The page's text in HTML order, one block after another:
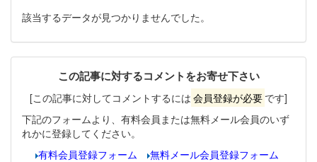
該当するデータが見つかりませんでした。
この記事に対するコメントをお寄せ下さい
[この記事に対してコメントするには 会員登録が必要 です]
下記のフォームより、有料会員または無料メール会員のいず
れかに登録してください。
有料会員登録フォーム
無料メール会員登録フォーム